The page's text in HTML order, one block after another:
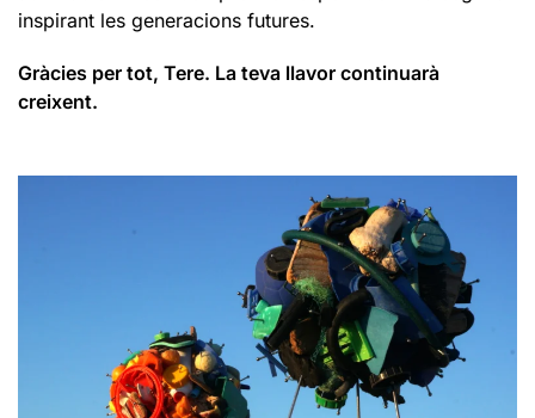
inspirant les generacions futures.
Gràcies per tot, Tere. La teva llavor continuarà
creixent.